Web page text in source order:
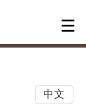
中文